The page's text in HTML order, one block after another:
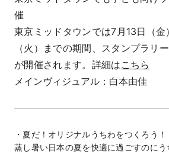
催
東京ミッドタウンでは7月13日（
（火）までの期間、スタンプラリ
が開催されます。詳細は こちら
メインヴィジュアル：白本由佳
・夏だ！オリジナルうちわをつくろう！
蒸し暑い日本の夏を快適に過ごすのにう